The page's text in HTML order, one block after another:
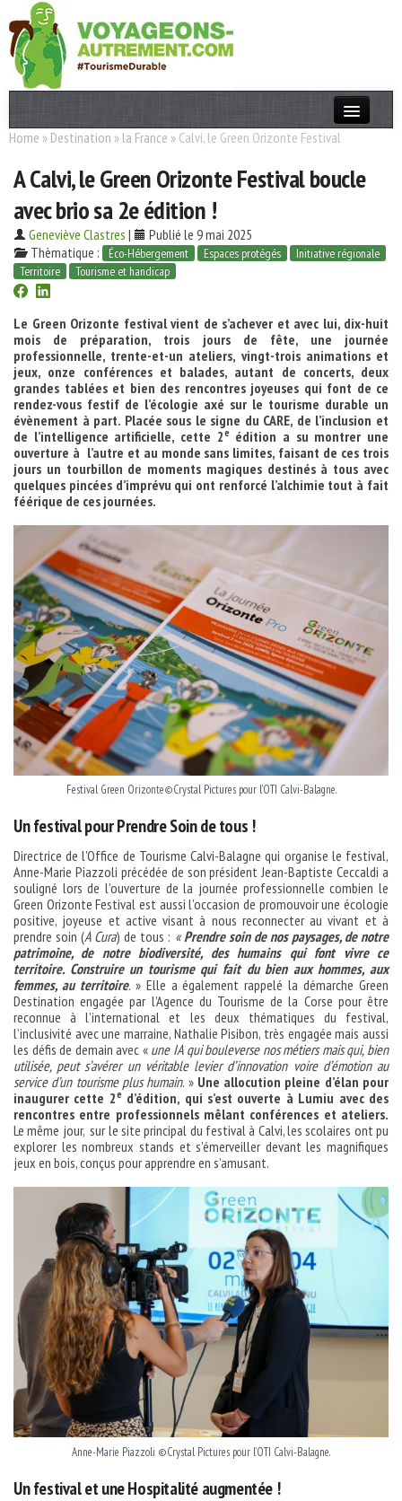
Actualités
T. Responsable
Destinations
Acteurs
Thèmes
OK
Home » Destination » la France » Calvi, le Green Orizonte Festival
A Calvi, le Green Orizonte Festival boucle
avec brio sa 2e édition !
Geneviève Clastres |
Publié le 9 mai 2025
Thèmatique :
Éco-Hébergement Espaces protégés
Initiative régionale
Territoire
Tourisme et handicap
Le Green Orizonte festival vient de s’achever et avec lui, dix-huit
mois de préparation, trois jours de fête, une journée
professionnelle, trente-et-un ateliers, vingt-trois animations et
jeux, onze conférences et balades, autant de concerts, deux
grandes tablées et bien des rencontres joyeuses qui font de ce
rendez-vous festif de l’écologie axé sur le tourisme durable un
évènement à part. Placée sous le signe du CARE, de l’inclusion et
de l’intelligence artificielle, cette 2e édition a su montrer une
ouverture à l’autre et au monde sans limites, faisant de ces trois
jours un tourbillon de moments magiques destinés à tous avec
quelques pincées d’imprévu qui ont renforcé l’alchimie tout à fait
féérique de ces journées.
Festival Green Orizonte©Crystal Pictures pour l’OTI Calvi-Balagne.
Un festival pour Prendre Soin de tous !
Directrice de l’Office de Tourisme Calvi-Balagne qui organise le festival,
Anne-Marie Piazzoli précédée de son président Jean-Baptiste Ceccaldi a
souligné lors de l’ouverture de la journée professionnelle combien le
Green Orizonte Festival est aussi l’occasion de promouvoir une écologie
positive, joyeuse et active visant à nous reconnecter au vivant et à
prendre soin (A Cura) de tous : «Prendre soin de nos paysages, de notre
patrimoine, de notre biodiversité, des humains qui font vivre ce
territoire. Construire un tourisme qui fait du bien aux hommes, aux
femmes, au territoire. » Elle a également rappelé la démarche Green
Destination engagée par l’Agence du Tourisme de la Corse pour être
reconnue à l’international et les deux thématiques du festival,
l’inclusivité avec une marraine, Nathalie Pisibon, très engagée mais aussi
les défis de demain avec « une IA qui bouleverse nos métiers mais qui, bien
utilisée, peut s’avérer un véritable levier d’innovation voire d’émotion au
service d’un tourisme plus humain. » Une allocution pleine d’élan pour
inaugurer cette 2e d’édition, qui s’est ouverte à Lumiu avec des
rencontres entre professionnels mêlant conférences et ateliers.
Le même jour, sur le site principal du festival à Calvi, les scolaires ont pu
explorer les nombreux stands et s’émerveiller devant les magnifiques
jeux en bois, conçus pour apprendre en s’amusant.
Anne-Marie Piazzoli ©Crystal Pictures pour l’OTI Calvi-Balagne.
Un festival et une Hospitalité augmentée !